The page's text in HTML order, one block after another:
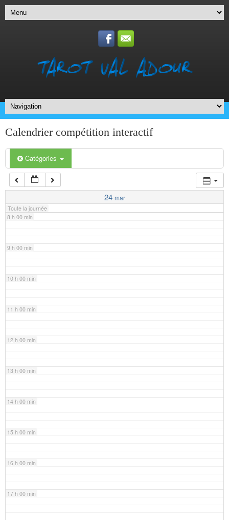
Calendrier compétition interactif
Catégories
24 mar
Toute la journée
6 h 00 min
7 h 00 min
8 h 00 min
9 h 00 min
10 h 00 min
11 h 00 min
12 h 00 min
13 h 00 min
14 h 00 min
15 h 00 min
16 h 00 min
17 h 00 min